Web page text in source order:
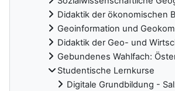
Didaktik der ökonomischen
Geoinformation und
Didaktik der Geo- und
Gebundenes Wahlfach:
Studentische Lernkurse
Digitale Grundbildung -